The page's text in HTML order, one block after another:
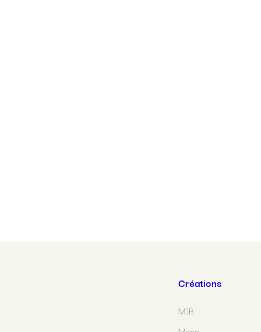
Créations
MIR